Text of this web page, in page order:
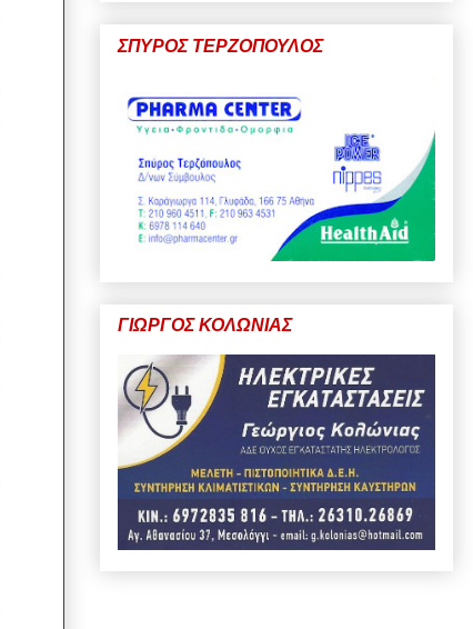
ΣΠΥΡΟΣ ΤΕΡΖΟΠΟΥΛΟΣ
ΓΙΩΡΓΟΣ ΚΟΛΩΝΙΑΣ